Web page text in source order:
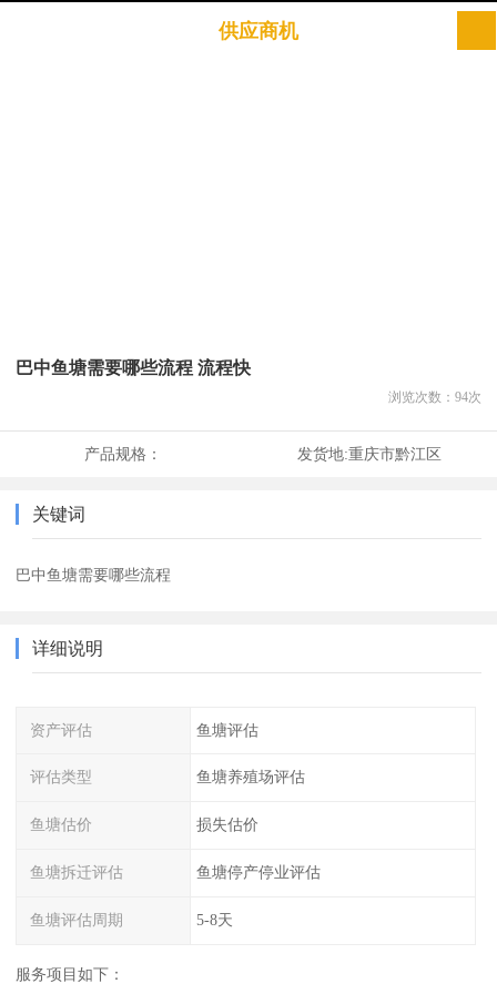
供应商机
巴中鱼塘需要哪些流程 流程快
浏览次数： 94次
产品规格： 发货地:重庆市黔江区
关键词
巴中鱼塘需要哪些流程
详细说明
资产评估 鱼塘评估
评估类型 鱼塘养殖场评估
鱼塘估价 损失估价
鱼塘拆迁评估 鱼塘停产停业评估
鱼塘评估周期 5-8天
服务项目如下：